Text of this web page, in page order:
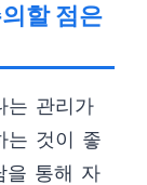
할 점은
는 관리가
는 것이 좋
을 통해 자